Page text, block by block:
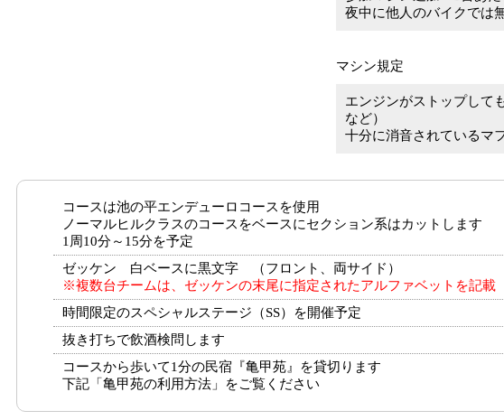
夜中に他人のバイクでは
マシン規定
エンジンがストップして
など）
十分に消音されているマ
コースは池の平エンデューロコースを使用
ノーマルヒルクラスのコースをベースにセクション系はカットします
1周10分～15分を予定
ゼッケン 白ベースに黒文字 （フロント、両サイド）
※複数台チームは、ゼッケンの末尾に指定されたアルファベットを記載
時間限定のスペシャルステージ（SS）を開催予定
抜き打ちで飲酒検問します
コースから歩いて1分の民宿『亀甲苑』を貸切ります
下記「亀甲苑の利用方法」をご覧ください